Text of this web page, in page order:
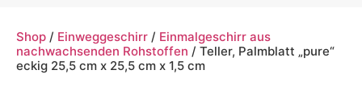
Shop / Einweggeschirr / Einmalgeschirr aus
nachwachsenden Rohstoffen / Teller, Palmblatt „pure“
eckig 25,5 cm x 25,5 cm x 1,5 cm